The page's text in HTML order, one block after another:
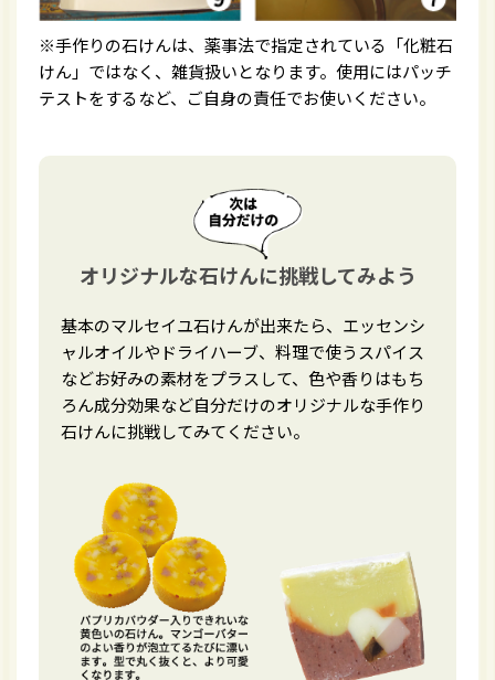
※手作りの石けんは、薬事法で指定されている「化粧石
けん」ではなく、雑貨扱いとなります。使用にはパッチ
テストをするなど、ご自身の責任でお使いください。
オリジナルな石けんに挑戦してみよう
基本のマルセイユ石けんが出来たら、エッセンシ
ャルオイルやドライハーブ、料理で使うスパイス
などお好みの素材をプラスして、色や香りはもち
ろん成分効果など自分だけのオリジナルな手作り
石けんに挑戦してみてください。